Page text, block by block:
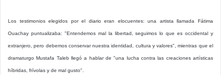
Los testimonios elegidos por el diario eran elocuentes: una artista llamada Fátima
Ouachay puntualizaba: "Entendemos mal la libertad, seguimos lo que es occidental y
extranjero, pero debemos conservar nuestra identidad, cultura y valores", mientras que el
dramaturgo Mustafa Taleb llegó a hablar de "una lucha contra las creaciones artísticas
híbridas, frívolas y de mal gusto".